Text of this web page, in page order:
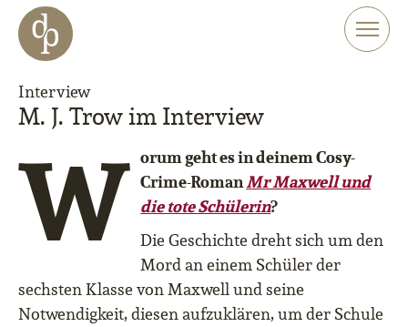
Zum Haupt-Inhalt springen
Zur Navigation springen
Zur Website-Suche springen
Interview
M. J. Trow im Interview
W orum geht es in deinem Cosy-
Crime-RomanMr Maxwell und
die tote Schülerin?
Die Geschichte dreht sich um den
Mord an einem Schüler der
sechsten Klasse von Maxwell und seine
Notwendigkeit, diesen aufzuklären, um der Schule